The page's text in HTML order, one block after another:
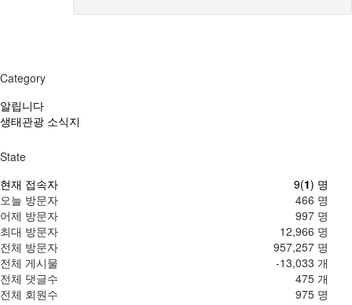
Category
알립니다
생태관광 소식지
State
현재 접속자
9(1) 명
오늘 방문자
466 명
어제 방문자
997 명
최대 방문자
12,966 명
전체 방문자
957,257 명
전체 게시물
-13,033 개
전체 댓글수
475 개
전체 회원수
975 명